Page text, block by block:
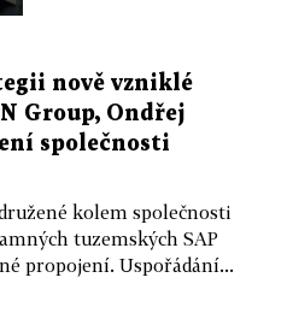
nově vzniklé
Group, Ondřej
společnosti
kolem společnosti
tuzemských SAP
propojení. Uspořádání...